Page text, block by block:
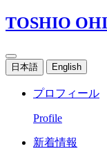
TOSHIO
日本語 English
プロフィール
Profile
新着情報